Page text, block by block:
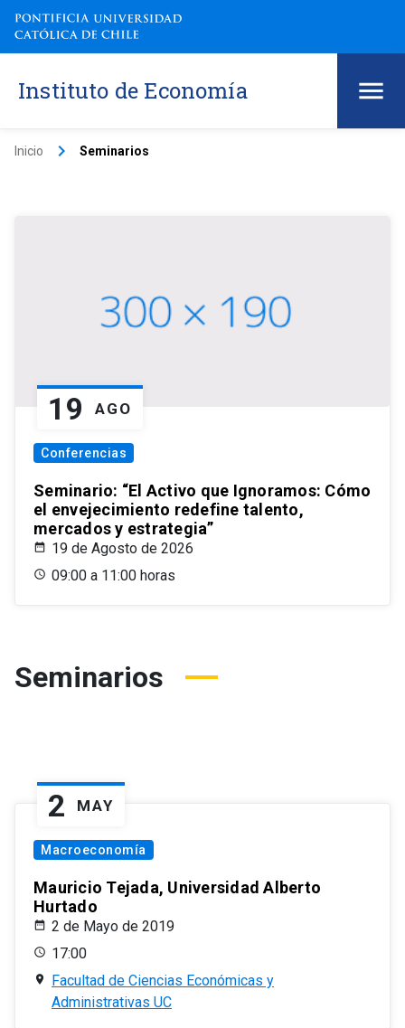
Instituto de Economía
Inicio keyboard_arrow_right Seminarios
19 AGO
Conferencias
Seminario: “El Activo que Ignoramos: Cómo
el envejecimiento redefine talento,
mercados y estrategia”
19 de Agosto de 2026
09:00 a 11:00 horas
Seminarios
2 MAY
Macroeconomía
Mauricio Tejada, Universidad Alberto
Hurtado
2 de Mayo de 2019
17:00
Facultad de Ciencias Económicas y
Administrativas UC